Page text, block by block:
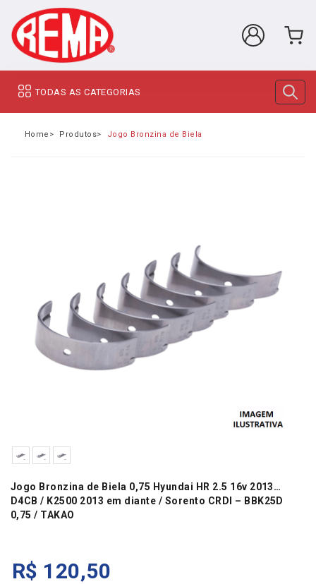
TODAS AS CATEGORIAS
Home Produtos Jogo Bronzina de Biela 0,75 Hyundai HR 2.5 16v
Jogo Bronzina de Biela 0,75 Hyundai HR 2.5 16v 2013…
D4CB / K2500 2013 em diante / Sorento CRDI – BBK25D
0,75 / TAKAO
R$ 120,50